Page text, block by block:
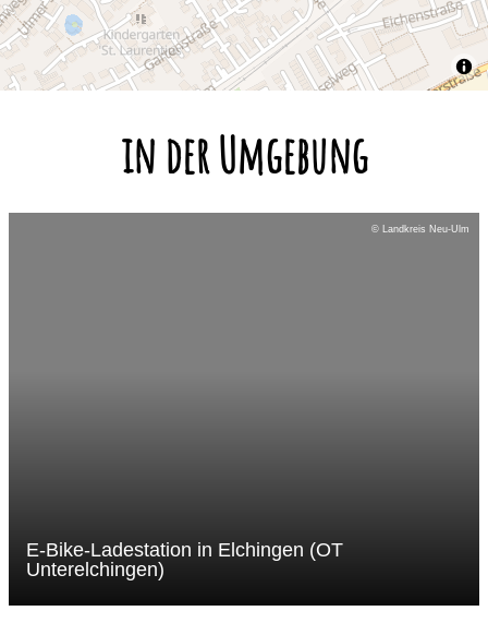
in der Umgebung
© Landkreis Neu-Ulm
E-Bike-Ladestation in Elchingen (OT
Unterelchingen)